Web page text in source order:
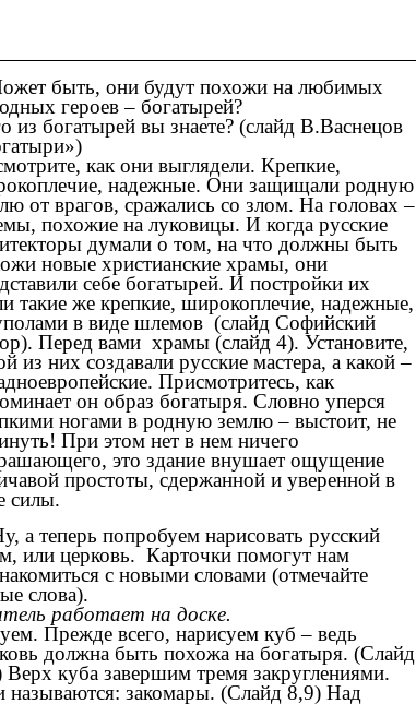
быть, они будут похожи на любимых
героев – богатырей?
из богатырей вы знаете? (слайд В.Васнецов
как они выглядели. Крепкие,
надежные. Они защищали родную
от врагов, сражались со злом. На головах –
похожие на луковицы. И когда русские
думали о том, на что должны быть
новые христианские храмы, они
себе богатырей. И постройки их
такие же крепкие, широкоплечие, надежные,
в виде шлемов (слайд Софийский
Перед вами храмы (слайд 4). Установите,
из них создавали русские мастера, а какой –
Присмотритесь, как
он образ богатыря. Словно уперся
ногами в родную землю – выстоит, не
При этом нет в нем ничего
это здание внушает ощущение
простоты, сдержанной и уверенной в
силы.
а теперь попробуем нарисовать русский
или церковь. Карточки помогут нам
с новыми словами (отмечайте
слова).
работает на доске.
Прежде всего, нарисуем куб – ведь
должна быть похожа на богатыря. (Слайд
Верх куба завершим тремя закруглениями.
называются: закомары. (Слайд 8,9) Над